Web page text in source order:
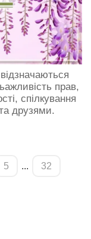
прав,
спілкування
друзями.
5 ... 32